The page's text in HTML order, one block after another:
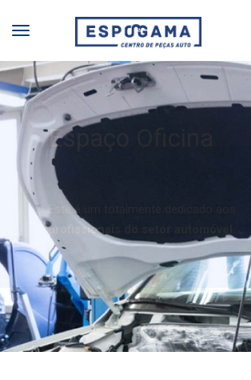
Espaço Oficina
Este é um totalmente dedicado aos
profissionais do setor automóvel